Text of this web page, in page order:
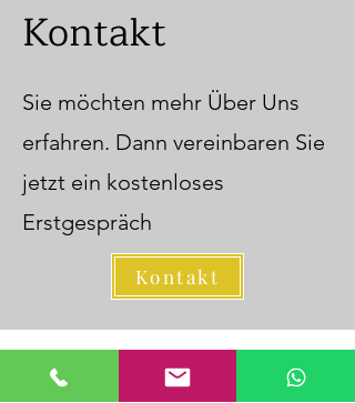
Kontakt
Sie möchten mehr Über Uns
erfahren. Dann vereinbaren Sie
jetzt ein kostenloses
Erstgespräch
Kontakt
Ludwig GmbH